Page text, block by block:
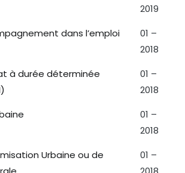
2019
dans l’emploi
01 –
2018
à durée déterminée
01 –
2018
01 –
2018
Urbaine ou de
01 –